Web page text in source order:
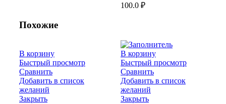
100.0 ₽
Похожие
В корзину
Быстрый просмотр
Сравнить
Добавить в список
желаний
Закрыть
В корзину
Быстрый просмотр
Сравнить
Добавить в список
желаний
Закрыть